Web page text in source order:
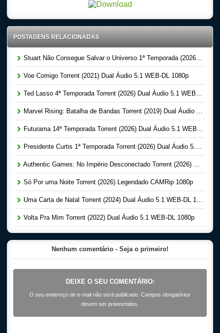
POSTAGENS RELACIONADAS
Stuart Não Consegue Salvar o Universo 1ª Temporada (2026) Dual Áudio 5.1 WEB-DL 1080p
Voe Comigo Torrent (2021) Dual Áudio 5.1 WEB-DL 1080p
Ted Lasso 4ª Temporada Torrent (2026) Dual Áudio 5.1 WEB-DL 1080p
Marvel Rising: Batalha de Bandas Torrent (2019) Dual Áudio WEB-DL 1080p
Futurama 14ª Temporada Torrent (2026) Dual Áudio 5.1 WEB-DL 1080p
Presidente Curtis 1ª Temporada Torrent (2026) Dual Áudio 5.1 WEB-DL 1080p
Authentic Games: No Império Desconectado Torrent (2026) Nacional 5.1 WEB-DL 1080p
Só Por uma Noite Torrent (2026) Legendado CAMRip 1080p
Uma Carta de Natal Torrent (2024) Dual Áudio 5.1 WEB-DL 1080p
Volta Pra Mim Torrent (2022) Dual Áudio 5.1 WEB-DL 1080p
Nenhum comentário - Seja o primeiro!
DEIXE O SEU COMENTÁRIO:
O seu endereço de e-mail não será publicado. Campos obrigatórios
devem ser preenchidos.